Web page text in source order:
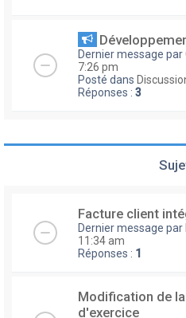
Dernier message par
7:26 pm
Posté dans
Réponses : 3
Facture client
Dernier message par
11:34 am
Réponses : 1
Modification de
d'exercice